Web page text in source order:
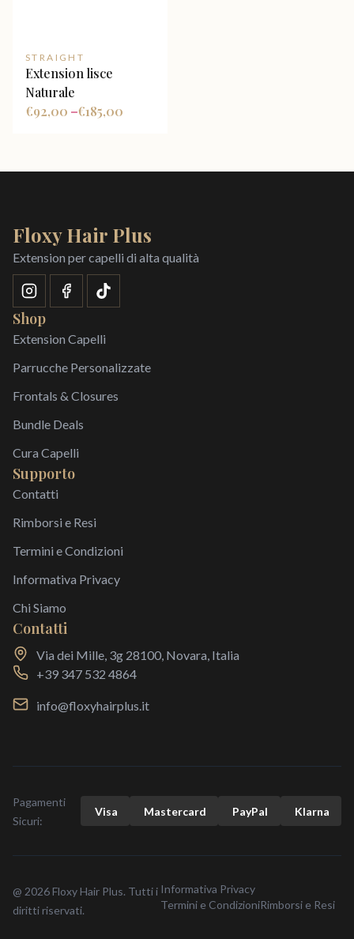
STRAIGHT
Extension lisce
Naturale
92,00
€ – 185,00
€
Floxy Hair Plus
Extension per capelli di alta qualità
Shop
Extension Capelli
Parrucche Personalizzate
Frontals & Closures
Bundle Deals
Cura Capelli
Supporto
Contatti
Rimborsi e Resi
Termini e Condizioni
Informativa Privacy
Chi Siamo
Contatti
Via dei Mille, 3g 28100, Novara, Italia
+39 347 532 4864
info@floxyhairplus.it
Pagamenti
Sicuri:
Visa Mastercard PayPal Klarna
@ 2026 Floxy Hair Plus. Tutti i
diritti riservati.
Informativa Privacy
Termini e CondizioniRimborsi e Resi